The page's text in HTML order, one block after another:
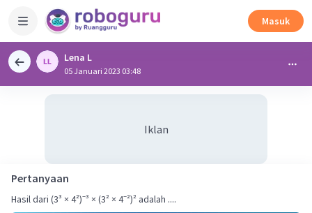
Masuk
Lena L
05 Januari 2023 03:48
Iklan
Pertanyaan
Hasil dari (3³ × 4²)⁻³ × (3² × 4⁻²)² adalah ....